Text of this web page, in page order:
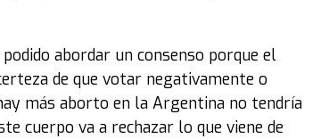
abordar un consenso porque el
de que votar negativamente o
más aborto en la Argentina no tendría
cuerpo va a rechazar lo que viene de